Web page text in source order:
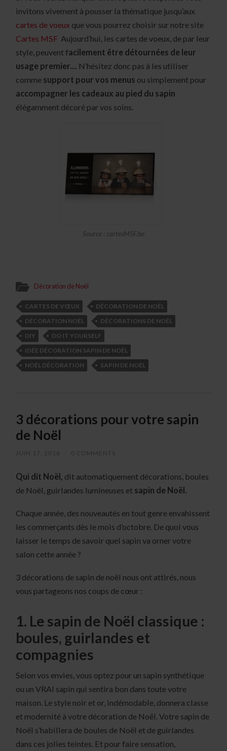
invitons vivement à pousser la thématique jusqu’aux
cartes de voeux que vous pourrez choisir sur notre site
Cartes MSF Aujourd’hui, les cartes de voeux, de par leur
style, peuvent facilement être détournées de leur
usage premier.... N’hésitez donc pas à les utiliser
comme support pour vos menus ou simplement pour
accompagner les cadeaux au pied du sapin
élégamment décoré par vos soins.
Source : cartesMSF.be
Décoration de Noël
CARTES DE VŒUX
DÉCORATION DE NOËL
DÉCORATION NOËL
DÉCORATIONS DE NOËL
DIY
DO IT YOURSELF
IDÉE DÉCORATION SAPIN DE NOËL
NOËL DÉCORATION
SAPIN DE NOËL
3 décorations pour votre sapin
de Noël
JUIN 17, 2016 0 COMMENTS
Qui dit Noël, dit automatiquement décorations, boules
de Noël, guirlandes lumineuses et sapin de Noël.
Chaque année, des nouveautés en tout genre envahissent
les commerçants dès le mois d’octobre. De quoi vous
laisser le temps de savoir quel sapin va orner votre
salon cette année ?
3 décorations de sapin de noël nous ont attirés, nous
vous partageons nos coups de cœur :
1. Le sapin de Noël classique :
boules, guirlandes et
compagnies
Selon vos envies, vous optez pour un sapin synthétique
ou un VRAI sapin qui sentira bon dans toute votre
maison. Le style noir et or, indémodable, donnera classe
et modernité à votre décoration de Noël. Votre sapin de
Noël s’habillera de boules de Noël et de guirlandes
dans ces jolies teintes. Et pour faire sensation,